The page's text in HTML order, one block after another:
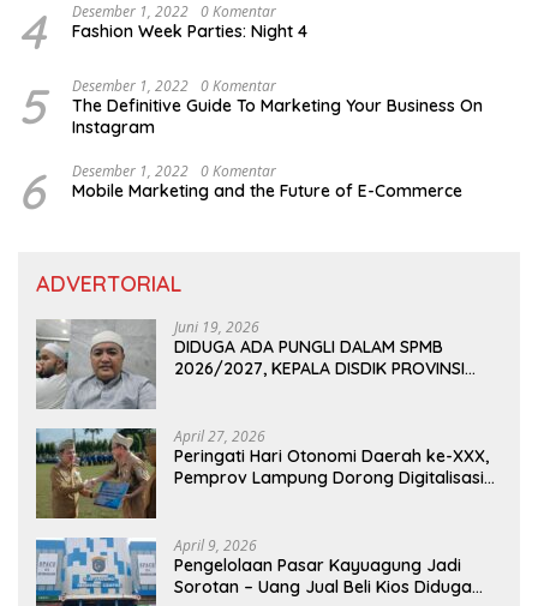
4 Desember 1, 2022 0 Komentar
Fashion Week Parties: Night 4
5 Desember 1, 2022 0 Komentar
The Definitive Guide To Marketing Your Business On
Instagram
6 Desember 1, 2022 0 Komentar
Mobile Marketing and the Future of E-Commerce
ADVERTORIAL
Juni 19, 2026
DIDUGA ADA PUNGLI DALAM SPMB
2026/2027, KEPALA DISDIK PROVINSI
April 27, 2026
Peringati Hari Otonomi Daerah ke-XXX,
Pemprov Lampung Dorong Digitalisasi
April 9, 2026
Pengelolaan Pasar Kayuagung Jadi
Sorotan – Uang Jual Beli Kios Diduga